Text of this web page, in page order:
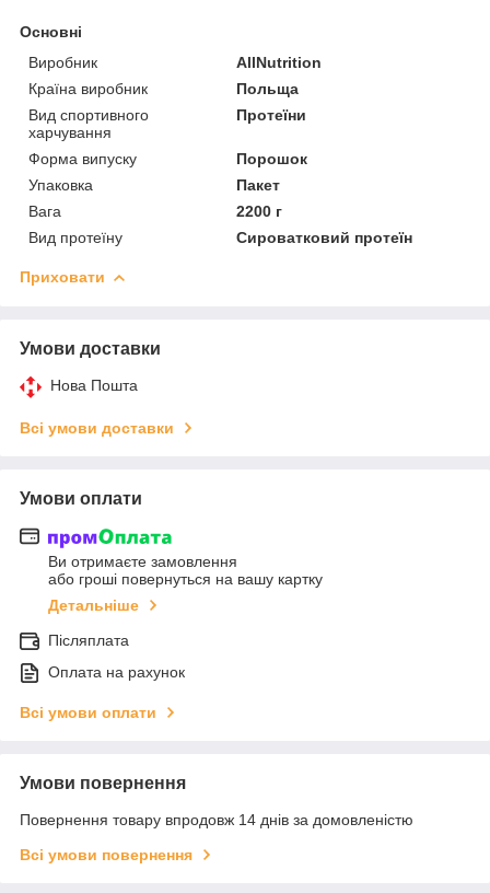
Основні
Виробник
AllNutrition
Країна виробник
Польща
Вид спортивного
харчування
Протеїни
Форма випуску
Порошок
Упаковка
Пакет
Вага
2200 г
Вид протеїну
Сироватковий протеїн
Приховати
Умови доставки
Нова Пошта
Всі умови доставки
Умови оплати
Ви отримаєте замовлення
або гроші повернуться на вашу картку
Детальніше
Післяплата
Оплата на рахунок
Всі умови оплати
Умови повернення
Повернення товару впродовж 14 днів за домовленістю
Всі умови повернення